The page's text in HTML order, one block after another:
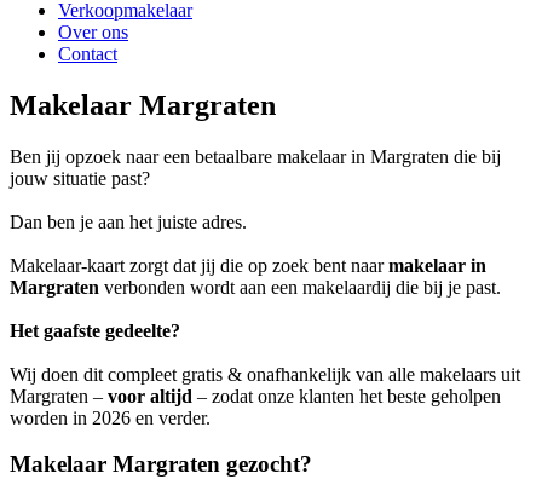
Verkoopmakelaar
Over ons
Contact
Makelaar Margraten
Ben jij opzoek naar een betaalbare makelaar in Margraten die bij
jouw situatie past?
Dan ben je aan het juiste adres.
Makelaar-kaart zorgt dat jij die op zoek bent naarmakelaar in
Margraten verbonden wordt aan een makelaardij die bij je past.
Het gaafste gedeelte?
Wij doen dit compleet gratis & onafhankelijk van alle makelaars uit
Margraten – voor altijd – zodat onze klanten het beste geholpen
worden in 2026 en verder.
Makelaar Margraten gezocht?